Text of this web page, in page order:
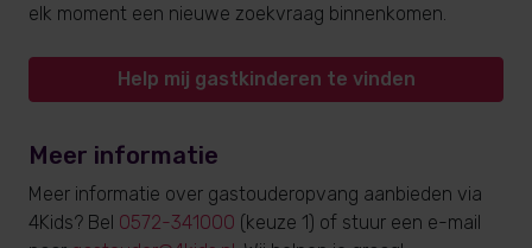
elk moment een nieuwe zoekvraag binnenkomen.
Help mij gastkinderen te vinden
Meer informatie
Meer informatie over gastouderopvang aanbieden via
4Kids? Bel 0572-341000 (keuze 1) of stuur een e-mail